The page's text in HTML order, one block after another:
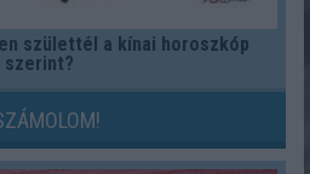
születtél a kínai horoszkóp
szerint?